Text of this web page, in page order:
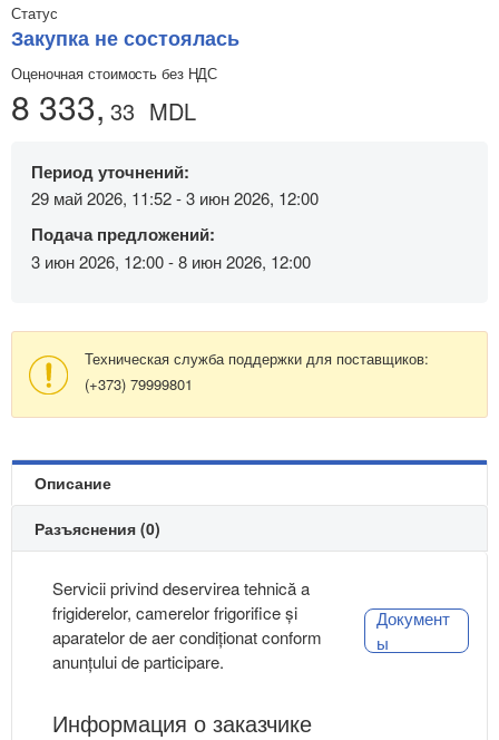
Статус
Закупка не состоялась
Оценочная стоимость без НДС
8 333, 33 MDL
Период уточнений:
29 май 2026, 11:52 - 3 июн 2026, 12:00
Подача предложений:
3 июн 2026, 12:00 - 8 июн 2026, 12:00
Техническая служба поддержки для поставщиков:
(+373) 79999801
Описание
Разъяснения (0)
Servicii privind deservirea tehnică a
frigiderelor, camerelor frigorifice și
aparatelor de aer condiționat conform
anunțului de participare.
Документ
ы
Информация о заказчике